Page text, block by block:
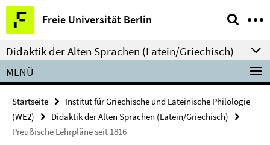
Springe
direkt
zu
Inhalt
Freie Universität Berlin
Service-
Navigation
Didaktik der Alten Sprachen (Latein/Griechisch)
MENÜ
Startseite
Institut für Griechische und Lateinische Philologie
(WE2)
Didaktik der Alten Sprachen (Latein/Griechisch)
Preußische Lehrpläne seit 1816